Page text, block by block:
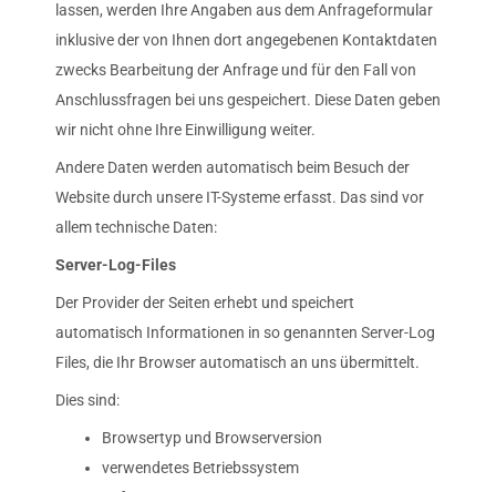
lassen, werden Ihre Angaben aus dem Anfrageformular
inklusive der von Ihnen dort angegebenen Kontaktdaten
zwecks Bearbeitung der Anfrage und für den Fall von
Anschlussfragen bei uns gespeichert. Diese Daten geben
wir nicht ohne Ihre Einwilligung weiter.
Andere Daten werden automatisch beim Besuch der
Website durch unsere IT-Systeme erfasst. Das sind vor
allem technische Daten:
Server-Log-Files
Der Provider der Seiten erhebt und speichert
automatisch Informationen in so genannten Server-Log
Files, die Ihr Browser automatisch an uns übermittelt.
Dies sind:
Browsertyp und Browserversion
verwendetes Betriebssystem